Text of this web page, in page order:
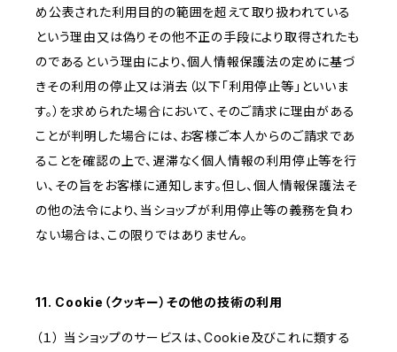
め公表された利用目的の範囲を超えて取り扱われている
という理由又は偽りその他不正の手段により取得されたも
のであるという理由により、個人情報保護法の定めに基づ
きその利用の停止又は消去（以下「利用停止等」といいま
す。）を求められた場合において、そのご請求に理由がある
ことが判明した場合には、お客様ご本人からのご請求であ
ることを確認の上で、遅滞なく個人情報の利用停止等を行
い、その旨をお客様に通知します。但し、個人情報保護法そ
の他の法令により、当ショップが利用停止等の義務を負わ
ない場合は、この限りではありません。
11. Cookie（クッキー）その他の技術の利用
（１） 当ショップのサービスは、Cookie及びこれに類する